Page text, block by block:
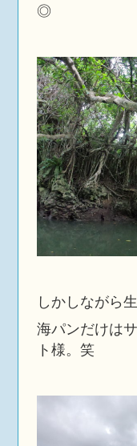
◎
しかしながら
海パンだけは
ト様。笑